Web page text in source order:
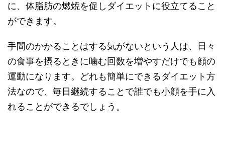
に、体脂肪の燃焼を促しダイエットに役立てること
ができます。
手間のかかることはする気がないという人は、日々
の食事を摂るときに噛む回数を増やすだけでも顔の
運動になります。どれも簡単にできるダイエット方
法なので、毎日継続することで誰でも小顔を手に入
れることができるでしょう。